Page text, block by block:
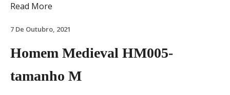
Read More
7 De Outubro, 2021
Homem Medieval HM005-
tamanho M